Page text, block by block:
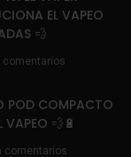
EL VAPEO
💨
comentarios
POD COMPACTO
VAPEO 💨🔋
comentarios